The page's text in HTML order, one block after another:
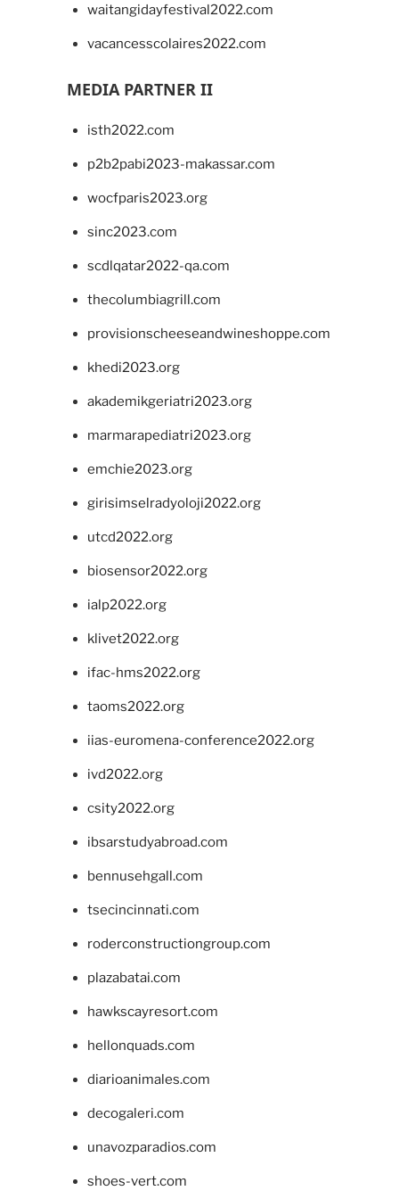
waitangidayfestival2022.com
vacancesscolaires2022.com
MEDIA PARTNER II
isth2022.com
p2b2pabi2023-makassar.com
wocfparis2023.org
sinc2023.com
scdlqatar2022-qa.com
thecolumbiagrill.com
provisionscheeseandwineshoppe.com
khedi2023.org
akademikgeriatri2023.org
marmarapediatri2023.org
emchie2023.org
girisimselradyoloji2022.org
utcd2022.org
biosensor2022.org
ialp2022.org
klivet2022.org
ifac-hms2022.org
taoms2022.org
iias-euromena-conference2022.org
ivd2022.org
csity2022.org
ibsarstudyabroad.com
bennusehgall.com
tsecincinnati.com
roderconstructiongroup.com
plazabatai.com
hawkscayresort.com
hellonquads.com
diarioanimales.com
decogaleri.com
unavozparadios.com
shoes-vert.com